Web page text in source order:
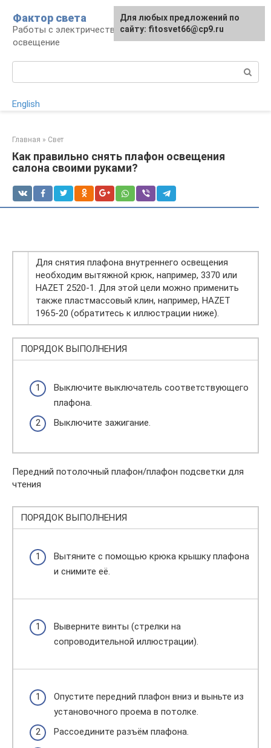
контенту
Фактор света
Работы с электричеством, электроприборы и
освещение
English
Главная » Свет
Как правильно снять плафон освещения
салона своими руками?
Для снятия плафона внутреннего освещения
необходим вытяжной крюк, например, 3370 или
HAZET 2520-1. Для этой цели можно применить
также пластмассовый клин, например, HAZET
1965-20 (обратитесь к иллюстрации ниже).
ПОРЯДОК ВЫПОЛНЕНИЯ
Выключите выключатель соответствующего
плафона.
Выключите зажигание.
Передний потолочный плафон/плафон подсветки для
чтения
ПОРЯДОК ВЫПОЛНЕНИЯ
Вытяните с помощью крюка крышку плафона
и снимите её.
Выверните винты (стрелки на
сопроводительной иллюстрации).
Опустите передний плафон вниз и выньте из
установочного проема в потолке.
Рассоедините разъём плафона.
Для любых предложений по
сайту: fitosvet66@cp9.ru